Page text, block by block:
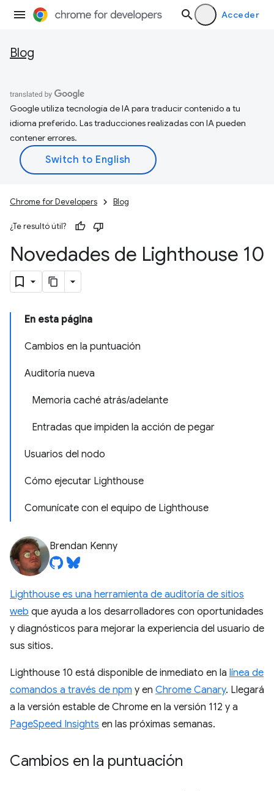
Acceder
Blog
Google utiliza tecnología de IA para traducir contenido a tu
idioma preferido. Las traducciones realizadas con IA pueden
contener errores.
Chrome for Developers Blog
¿Te resultó útil?
Novedades de Lighthouse 10
En esta página
Cambios en la puntuación
Auditoría nueva
Memoria caché atrás/adelante
Entradas que impiden la acción de pegar
Usuarios del nodo
Cómo ejecutar Lighthouse
Comunícate con el equipo de Lighthouse
Brendan Kenny
Lighthouse es una herramienta de auditoría de sitios
web que ayuda a los desarrolladores con oportunidades
y diagnósticos para mejorar la experiencia del usuario de
sus sitios.
Lighthouse 10 está disponible de inmediato en la línea de
comandos a través de npm y en Chrome Canary. Llegará
a la versión estable de Chrome en la versión 112 y a
PageSpeed Insights en las próximas semanas.
Cambios en la puntuación